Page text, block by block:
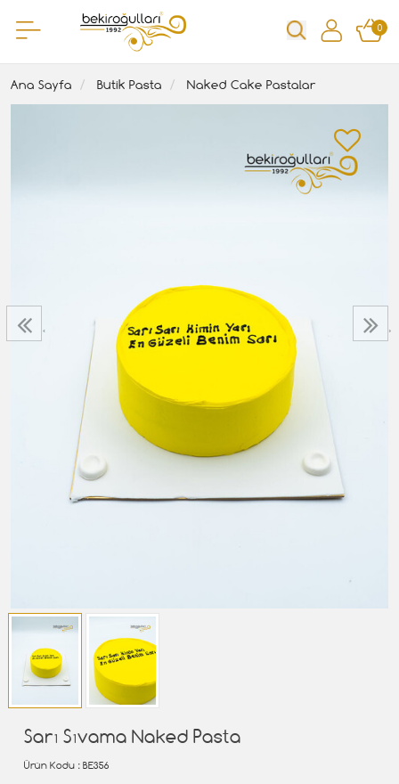
0
Ana Sayfa Butik Pasta Naked Cake Pastalar
‹ ›
Sarı Sıvama Naked Pasta
Ürün Kodu : BE356